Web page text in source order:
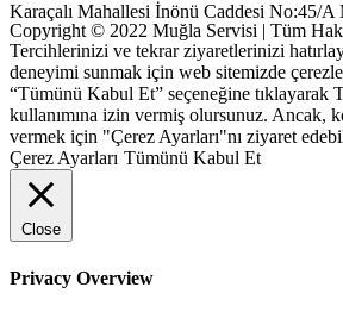
Karaçalı Mahallesi İnönü Caddesi No:45/A
Copyright © 2022 Muğla Servisi | Tüm
Tercihlerinizi ve tekrar ziyaretlerinizi
deneyimi sunmak için web sitemizde
“Tümünü Kabul Et” seçeneğine tıklayarak
kullanımına izin vermiş olursunuz. Ancak,
vermek için "Çerez Ayarları"nı ziyaret
Çerez Ayarları Tümünü Kabul Et
Close
Privacy Overview